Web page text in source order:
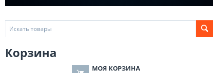
Корзина
МОЯ КОРЗИНА